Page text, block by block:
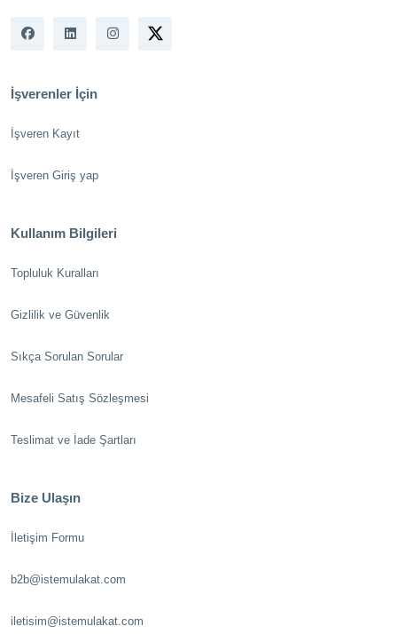
İşverenler İçin
İşveren Kayıt
İşveren Giriş yap
Kullanım Bilgileri
Topluluk Kuralları
Gizlilik ve Güvenlik
Sıkça Sorulan Sorular
Mesafeli Satış Sözleşmesi
Teslimat ve İade Şartları
Bize Ulaşın
İletişim Formu
b2b@istemulakat.com
iletisim@istemulakat.com